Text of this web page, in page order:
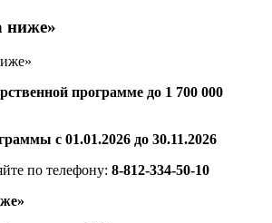
ниже»
программе до 1 700 000
с 01.01.2026 до 30.11.2026
по телефону: 8-812-334-50-10